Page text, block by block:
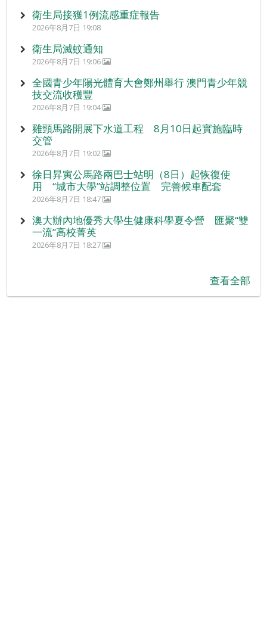
衛生局接獲1例流感重症報告
2026年8月7日 19:08
衛生局滅蚊通知
2026年8月7日 19:06
全國青少年陽光體育大會鄭州舉行 澳門青少年競
技交流收穫豐
2026年8月7日 19:04
雞頸馬路開展下水道工程 8月10日起實施臨時
交管
2026年8月7日 19:02
徐日昇寅公馬路兩巴士站明（8日）起恢復使
用 “城市大學”站調整位置 完善候車配套
2026年8月7日 18:47
澳大辦內地優秀大學生健康科學夏令營 匯聚“雙
一流”高校菁英
2026年8月7日 18:27
查看全部